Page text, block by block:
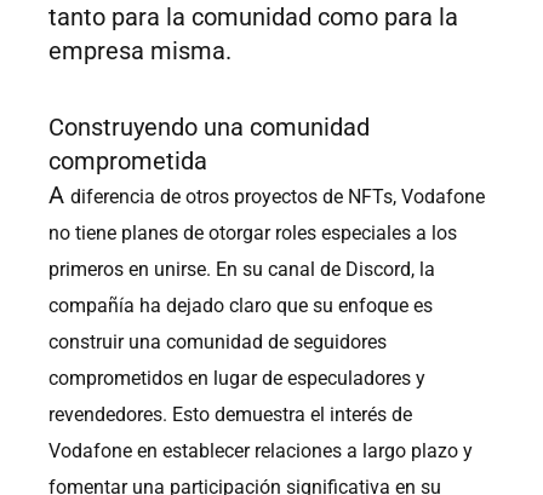
tanto para la comunidad como para la
empresa misma.
Construyendo una comunidad
comprometida
A diferencia de otros proyectos de NFTs, Vodafone
no tiene planes de otorgar roles especiales a los
primeros en unirse. En su canal de Discord, la
compañía ha dejado claro que su enfoque es
construir una comunidad de seguidores
comprometidos en lugar de especuladores y
revendedores. Esto demuestra el interés de
Vodafone en establecer relaciones a largo plazo y
fomentar una participación significativa en su